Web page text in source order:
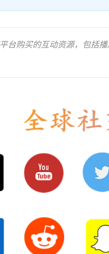
台购买的互动资源，包括